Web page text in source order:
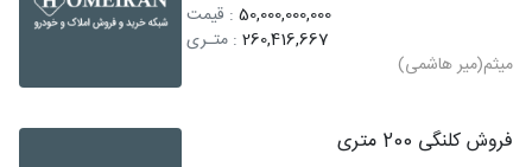
50,000,000,000 : قیمت
260,416,667 : متـری
میثم(میر هاشمی)
فروش کلنگی 200 متری